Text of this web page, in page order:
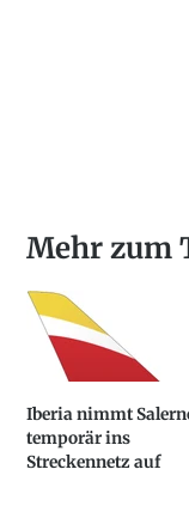
Mehr zum
Iberia nimmt
temporär ins
Streckennetz auf